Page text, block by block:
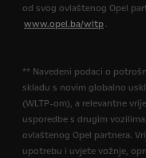
od svog ovlaštenog Opel
www.opel.ba/wltp .
** Navedeni podaci o
skladu s novim globalno
(WLTP-om), a relevantne
usporedbe s drugim
ovlaštenog Opel partnera.
upotrebu i uvjete vožnje,